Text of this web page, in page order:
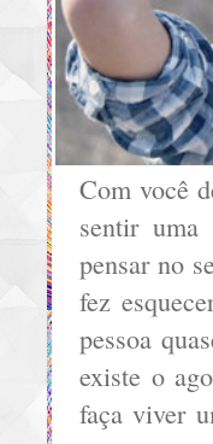
Com você
sentir uma
pensar no
fez
pessoa
existe o
faça viver